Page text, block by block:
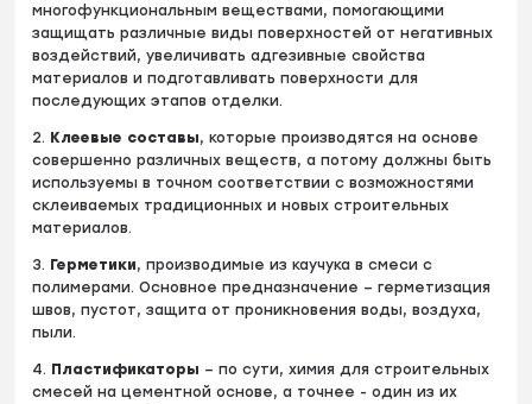
многофункциональным веществами, помогающими
защищать различные виды поверхностей от негативных
воздействий, увеличивать адгезивные свойства
материалов и подготавливать поверхности для
последующих этапов отделки.
2. Клеевые составы, которые производятся на основе
совершенно различных веществ, а потому должны быть
используемы в точном соответствии с возможностями
склеиваемых традиционных и новых строительных
материалов.
3. Герметики, производимые из каучука в смеси с
полимерами. Основное предназначение – герметизация
швов, пустот, защита от проникновения воды, воздуха,
пыли.
4. Пластификаторы – по сути, химия для строительных
смесей на цементной основе, а точнее - один из их